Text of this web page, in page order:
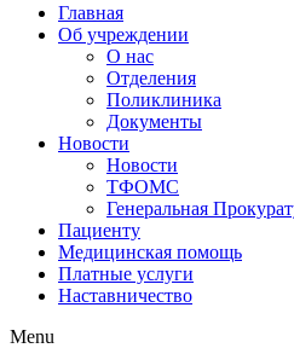
Главная
Об учреждении
О нас
Отделения
Поликлиника
Документы
Новости
Новости
ТФОМС
Генеральная
Пациенту
Медицинская помощь
Платные услуги
Наставничество
Menu